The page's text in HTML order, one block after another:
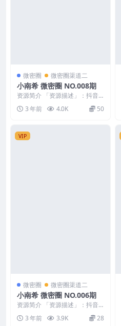
微密圈 微密圈渠道二
小南希 微密圈 NO.008期
资源简介 「资源描述」：抖音
小南希 微密圈 NO.008期 【18P
2V】 「...
3 年前 4.0K 50
VIP
微密圈 微密圈渠道二
小南希 微密圈 NO.006期
资源简介 「资源描述」：抖音
小南希 微密圈 NO.006期 【22P
2V】 「...
3 年前 3.9K 28